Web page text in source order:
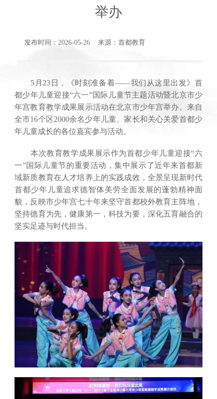
举办
发布时间：2026-05-26 来源：首都教育
5月23日，《时刻准备着——我们从这里出发》首
都少年儿童迎接“六一”国际儿童节主题活动暨北京市少
年宫教育教学成果展示活动在北京市少年宫举办。来自
全市16个区2000余名少年儿童、家长和关心关爱首都少
年儿童成长的各位嘉宾参与活动。
本次教育教学成果展示作为首都少年儿童迎接“六
一”国际儿童节的重要活动，集中展示了近年来首都新
域新质教育在人才培养上的实践成效，全景呈现新时代
首都少年儿童追求德智体美劳全面发展的蓬勃精神面
貌，反映市少年宫七十年来坚守首都校外教育主阵地，
坚持德育为先，健康第一，科技为要，深化五育融合的
坚实足迹与时代担当。